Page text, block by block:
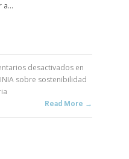
a...
desactivados en
sobre sostenibilidad
Read More →